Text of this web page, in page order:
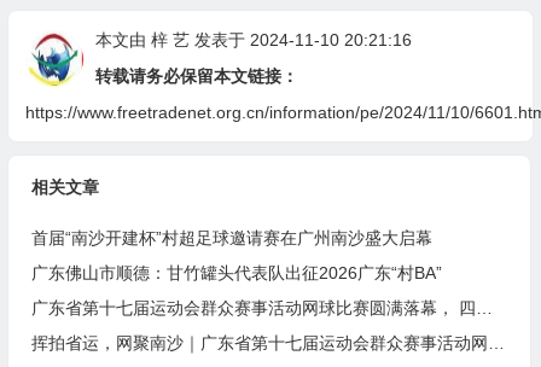
本文由 梓 艺发表于 2024-11-10 20:21:16
转载请务必保留本文链接：
https://www.freetradenet.org.cn/information/pe/2024/11/10/
相关文章
首届“南沙开建杯”村超足球邀请赛在广州南沙盛大启幕
广东佛山市顺德：甘竹罐头代表队出征2026广东“村BA”